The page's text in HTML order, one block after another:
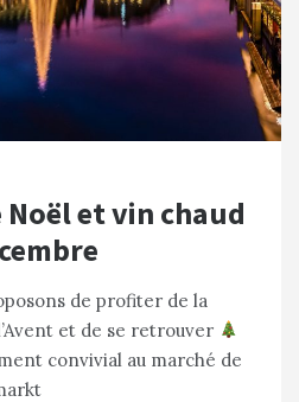
Noël et vin chaud
de profiter de la
et de se retrouver
convivial au marché de